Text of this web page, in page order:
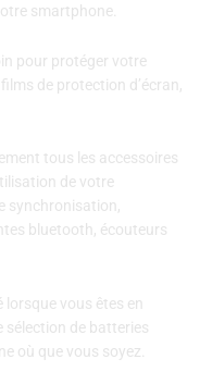
smartphone.
pour protéger votre
de protection d’écran,
tous les accessoires
de votre
synchronisation,
bluetooth, écouteurs
vous êtes en
sélection de batteries
où que vous soyez.